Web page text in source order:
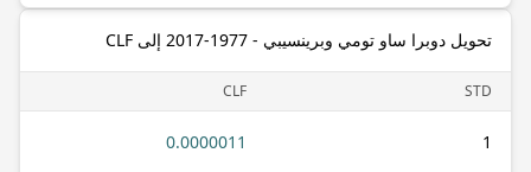
تحويل دوبرا ساو تومي وبرينسيبي - 1977-2017 إلى CLF
STD
CLF
1
0.0000011